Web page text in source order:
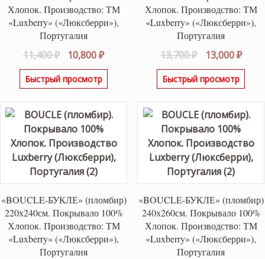
Хлопок. Производство: ТМ
«Luxberry» («Люксберри»),
Португалия
11,400₽
Первоначальная
цена
составляла
10,800₽Текущая
цена:
Быстрый просмотр
Хлопок. Производство: ТМ
«Luxberry» («Люксберри»),
Португалия
13,700₽
цена
составляла
13,000₽
Быстрый просмотр
«BOUCLE-БУКЛЕ» (пломбир)
220х240см. Покрывало 100%
Хлопок. Производство: ТМ
«Luxberry» («Люксберри»),
Португалия
«BOUCLE-БУКЛЕ» (пломбир)
240х260см. Покрывало 100%
Хлопок. Производство: ТМ
«Luxberry» («Люксберри»),
Португалия